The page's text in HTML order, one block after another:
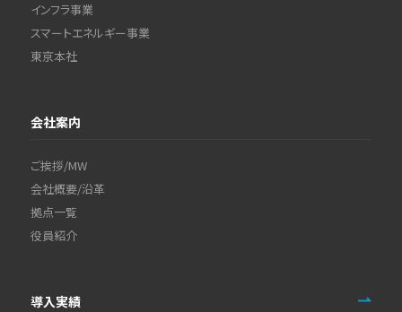
インフラ事業
スマートエネルギー事業
東京本社
会社案内
ご挨拶/MW
会社概要/沿革
拠点一覧
役員紹介
導入実績